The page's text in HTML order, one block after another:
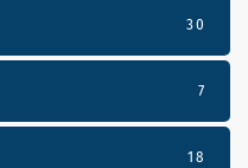
30
7
18